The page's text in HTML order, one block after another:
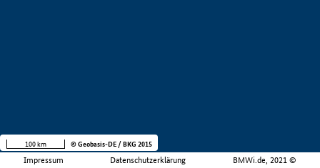
Impressum Datenschutzerklärung BMWi.de, 2021 ©
100 km © Geobasis-DE / BKG 2015